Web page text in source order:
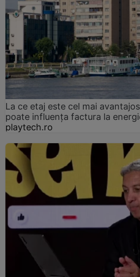
La ce etaj este cel mai
poate influența factura la
playtech.ro